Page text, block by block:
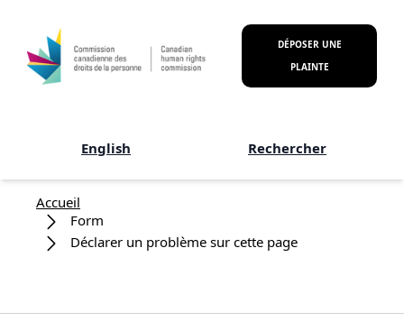
DÉPOSER UNE
PLAINTE
English Rechercher
Fil d'Ariane
Accueil
Form
Déclarer un problème sur cette page